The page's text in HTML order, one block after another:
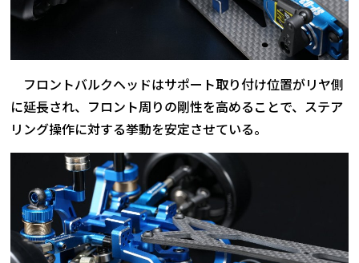
フロントバルクヘッドはサポート取り付け位置がリヤ側
に延長され、フロント周りの剛性を高めることで、ステア
リング操作に対する挙動を安定させている。